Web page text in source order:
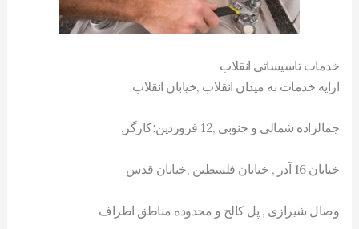
خدمات تاسیساتی انقلاب
ارایه خدمات به میدان انقلاب ,خیابان انقلاب
جمالزاده شمالی و جنوبی ,12 فروردین؛کارگر,
خیابان 16 آذر , خیابان فلسطین ,خیابان قدس
وصال شیرازی , پل کالج و محدوده مناطق اطراف